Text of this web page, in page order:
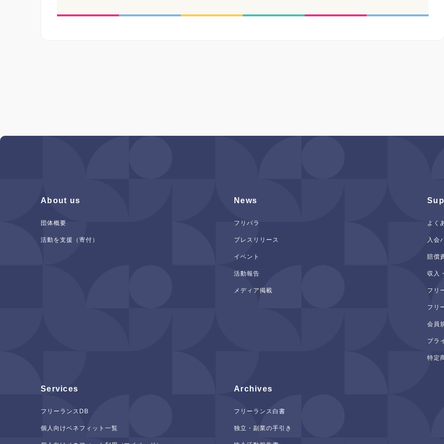
About us
団体概要
活動を支援（寄付）
News
フリパラ
プレスリリース
イベント
活動報告
メディア掲載
よく
入会
賠償
収入
フリ
フリ
会員
プラ
特定
Services
フリーランスDB
個人向けベネフィット一覧
Archives
フリーランス白書
独立・副業の手引き